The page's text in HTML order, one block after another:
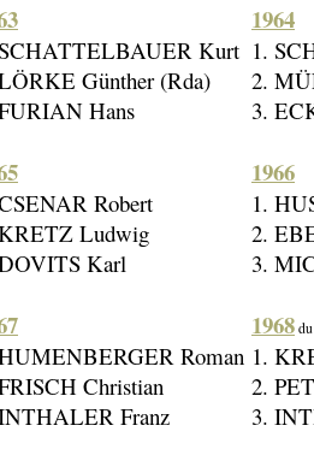
Kurt
Günther (Rda)
Hans
Robert
Ludwig
Karl
Roman
Christian
Franz
1964
1.
2.
3.
1966
1.
2.
3.
1968
1.
2.
3.